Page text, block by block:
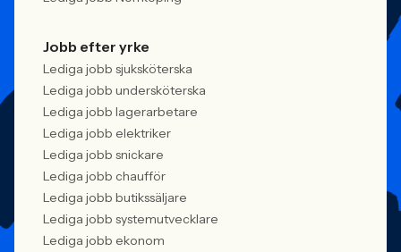
Jobb efter yrke
Lediga jobb sjuksköterska
Lediga jobb undersköterska
Lediga jobb lagerarbetare
Lediga jobb elektriker
Lediga jobb snickare
Lediga jobb chaufför
Lediga jobb butikssäljare
Lediga jobb systemutvecklare
Lediga jobb ekonom